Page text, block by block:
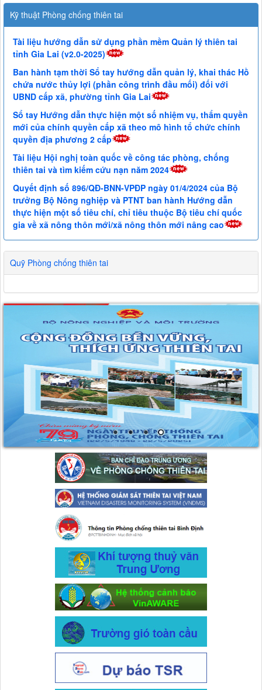
Kỹ thuật Phòng chống thiên tai
Tài liệu hướng dẫn sử dụng phần mềm Quản lý thiên tai
tỉnh Gia Lai (v2.0-2025)
Ban hành tạm thời Sổ tay hướng dẫn quản lý, khai thác Hồ
chứa nước thủy lợi (phần công trình đầu mối) đối với
UBND cấp xã, phường tỉnh Gia Lai
Sổ tay Hướng dẫn thực hiện một số nhiệm vụ, thẩm quyền
mới của chính quyền cấp xã theo mô hình tổ chức chính
quyền địa phương 2 cấp
Tài liệu Hội nghị toàn quốc về công tác phòng, chống
thiên tai và tìm kiếm cứu nạn năm 2024
Quyết định số 896/QĐ-BNN-VPĐP ngày 01/4/2024 của Bộ
trưởng Bộ Nông nghiệp và PTNT ban hành Hướng dẫn
thực hiện một số tiêu chí, chỉ tiêu thuộc Bộ tiêu chí quốc
gia về xã nông thôn mới/xã nông thôn mới nâng cao
Quỹ Phòng chống thiên tai